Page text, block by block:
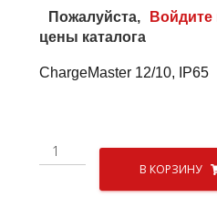
Пожалуйста, Войдите
цены каталога
ChargeMaster 12/10, IP65
Количество
товара
В КОРЗИНУ